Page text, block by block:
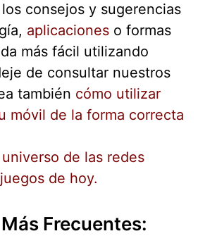
consejos y sugerencias
aplicaciones o formas
más fácil utilizando
de consultar nuestros
también cómo utilizar
móvil de la forma correcta
de las redes
de hoy.
Frecuentes: